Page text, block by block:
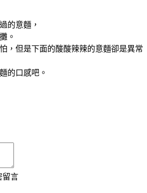
的意麵，
。
，但是下面的酸酸辣辣的意麵卻是異常
的口感吧。
留言